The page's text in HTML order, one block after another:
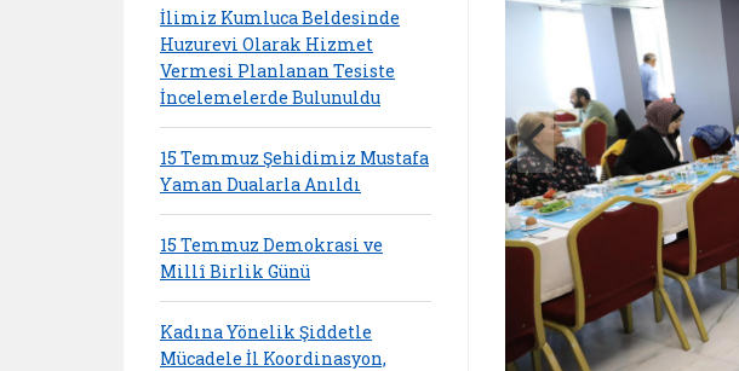
İlimiz Kumluca Beldesinde
Huzurevi Olarak Hizmet
Vermesi Planlanan Tesiste
İncelemelerde Bulunuldu
15 Temmuz Şehidimiz Mustafa
Yaman Dualarla Anıldı
15 Temmuz Demokrasi ve
Millî Birlik Günü
Kadına Yönelik Şiddetle
Mücadele İl Koordinasyon,